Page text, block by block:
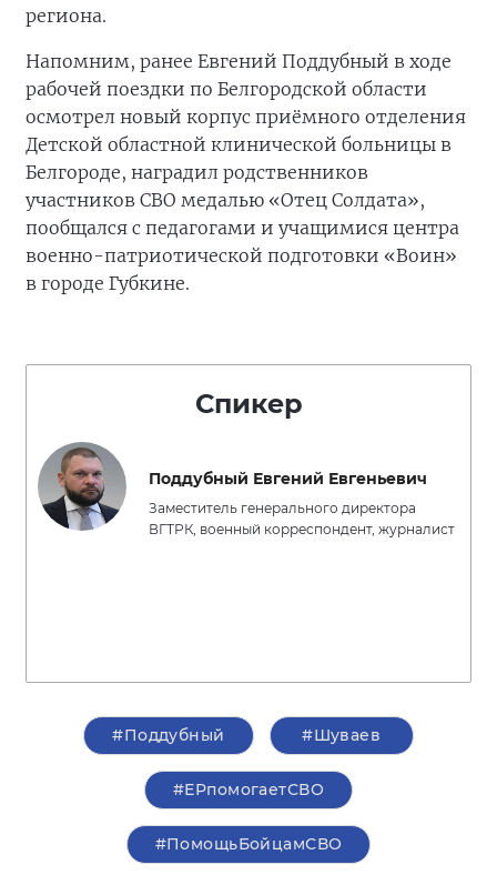
региона.
Напомним, ранее Евгений Поддубный в ходе
рабочей поездки по Белгородской области
осмотрел новый корпус приёмного отделения
Детской областной клинической больницы в
Белгороде, наградил родственников
участников СВО медалью «Отец Солдата»,
пообщался с педагогами и учащимися центра
военно-патриотической подготовки «Воин»
в городе Губкине.
Спикер
Поддубный Евгений Евгеньевич
Заместитель генерального директора
ВГТРК, военный корреспондент, журналист
#Поддубный #Шуваев
#ЕРпомогаетСВО
#ПомощьБойцамСВО